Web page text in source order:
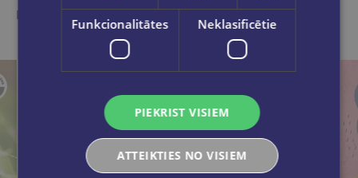
Ieskaties, varbūt noder
Funkcionalitātes Neklasificētie
PIEKRIST VISIEM
ATTEIKTIES NO VISIEM